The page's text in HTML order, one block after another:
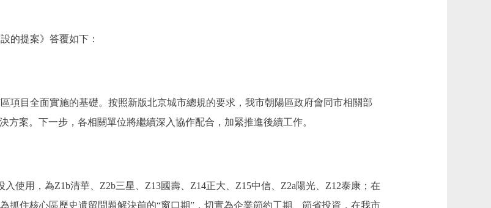
提案》答覆如下：
目全面實施的基礎。按照新版北京城市總規的要求，我市朝陽區政府會同市相關部
方案。下一步，各相關單位將繼續深入協作配合，加緊推進後續工作。
用，為Z1b清華、Z2b三星、Z13國壽、Z14正大、Z15中信、Z2a陽光、Z12泰康；在
抓住核心區歷史遺留問題解決前的“窗口期”，切實為企業節約工期、節省投資，在我市